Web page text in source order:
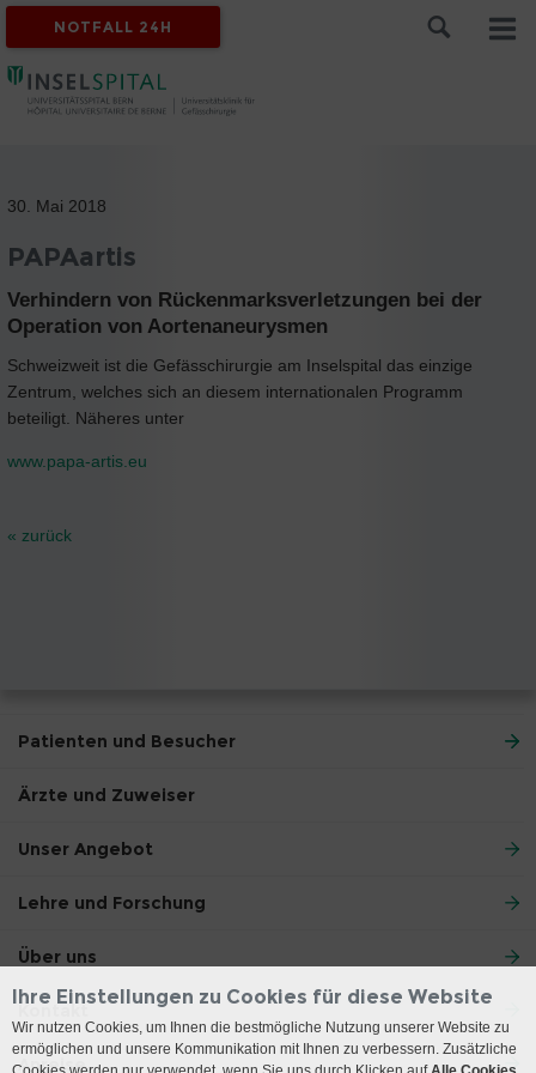
NOTFALL 24H
30. Mai 2018
PAPAartis
Verhindern von Rückenmarksverletzungen bei der
Operation von Aortenaneurysmen
Schweizweit ist die Gefässchirurgie am Inselspital das einzige
Zentrum, welches sich an diesem internationalen Programm
beteiligt. Näheres unter
www.papa-artis.eu
« zurück
Patienten und Besucher
Ärzte und Zuweiser
Unser Angebot
Lehre und Forschung
Über uns
Kontakt
Anreise
Ihre Einstellungen zu Cookies für diese Website
Wir nutzen Cookies, um Ihnen die bestmögliche Nutzung unserer Website zu
ermöglichen und unsere Kommunikation mit Ihnen zu verbessern. Zusätzliche